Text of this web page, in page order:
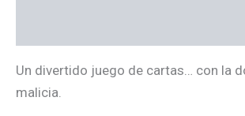
Un divertido juego de cartas… con la
malicia.